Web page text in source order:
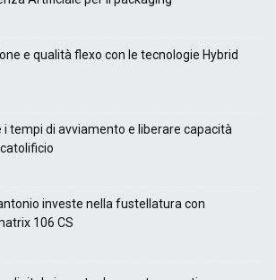
e qualità flexo con le tecnologie Hybrid
tempi di avviamento e liberare capacità
investe nella fustellatura con
106 CS